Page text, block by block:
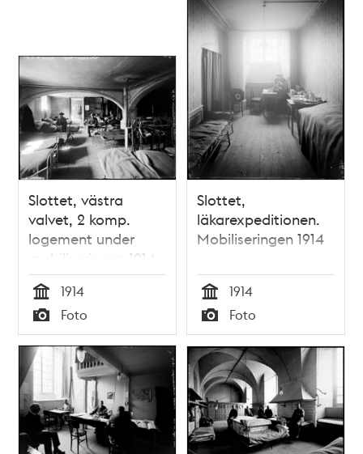
Slottet, västra
valvet, 2 komp.
logement under
mobiliseringen 1914
Tid
1914
Typ
Foto
Slottet,
läkarexpeditionen.
Mobiliseringen 1914
Tid
1914
Typ
Foto